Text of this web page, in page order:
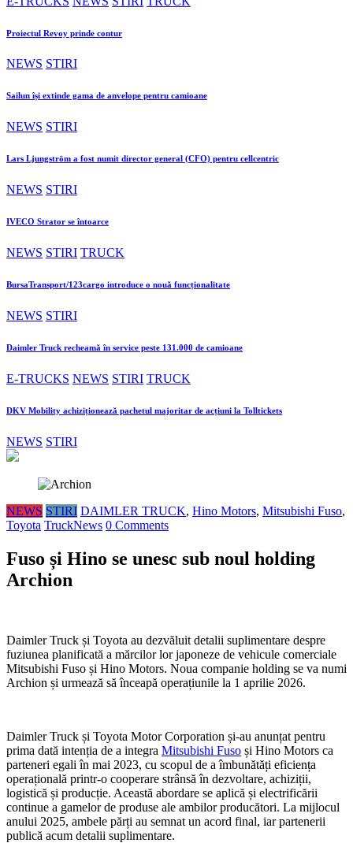
Proiectul Revoy prinde contur
NEWS STIRI
Sailun își extinde gama de anvelope pentru camioane
NEWS STIRI
Lars Ljungström a fost numit director general (CFO) pentru cellcentric
NEWS STIRI
IVECO Strator se întoarce
NEWS STIRI TRUCK
BursaTransport/123cargo introduce o nouă funcționalitate
NEWS STIRI
Daimler Truck recheamă în service peste 131.000 de camioane
E-TRUCKS NEWS STIRI TRUCK
DKV Mobility achiziționează pachetul majoritar de acțiuni la Tolltickets
NEWS STIRI
NEWS STIRI DAIMLER TRUCK, Hino Motors, Mitsubishi Fuso,
Toyota TruckNews 0 Comments
Fuso și Hino se unesc sub noul holding
Archion
Daimler Truck și Toyota au dezvăluit detalii suplimentare despre
fuziunea planificată a mărcilor lor japoneze de vehicule comerciale
Mitsubishi Fuso și Hino Motors. Noua companie holding se va numi
Archion și urmează să înceapă operațiunile la 1 aprilie 2026.
Daimler Truck și Toyota Motor Corporation și-au anunțat pentru
prima dată intenția de a integra Mitsubishi Fuso și Hino Motors ca
parteneri egali în mai 2023, cu scopul de a îmbunătăți eficiența
operațională printr-o cooperare strânsă în dezvoltare, achiziții,
logistică și producție. Această abordare se aplică și electrificării
continue a gamelor de produse ale ambilor producători. La mijlocul
anului 2025, ambele părți au semnat un acord final, iar partenerii
publică acum detalii suplimentare.